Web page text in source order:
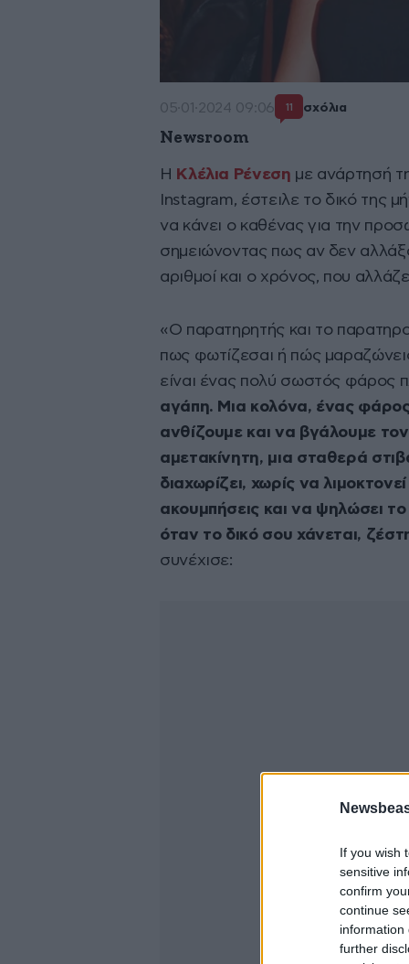
If you wish
sensitive
confirm
continue
information
further
05·01·2024 09:06 11 σχόλια
Newsroom
Η Κλέλια Ρένεση με ανάρτησή
Instagram, έστειλε το δικό της
να κάνει ο καθένας για την
σημειώνοντας πως αν δεν
αριθμοί και ο χρόνος, που
«Ο παρατηρητής και το
πως φωτίζεσαι ή πώς
είναι ένας πολύ σωστός φάρος
αγάπη. Μια κολόνα, ένας
ανθίζουμε και να βγάλουμε
αμετακίνητη, μια σταθερά
διαχωρίζει, χωρίς να
ακουμπήσεις και να ψηλώσει
όταν το δικό σου χάνεται,
συνέχισε: